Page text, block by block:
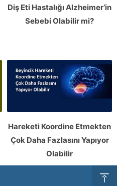
Diş Eti Hastalığı Alzheimer’in
Sebebi Olabilir mi?
Hareketi Koordine Etmekten
Çok Daha Fazlasını Yapıyor
Olabilir